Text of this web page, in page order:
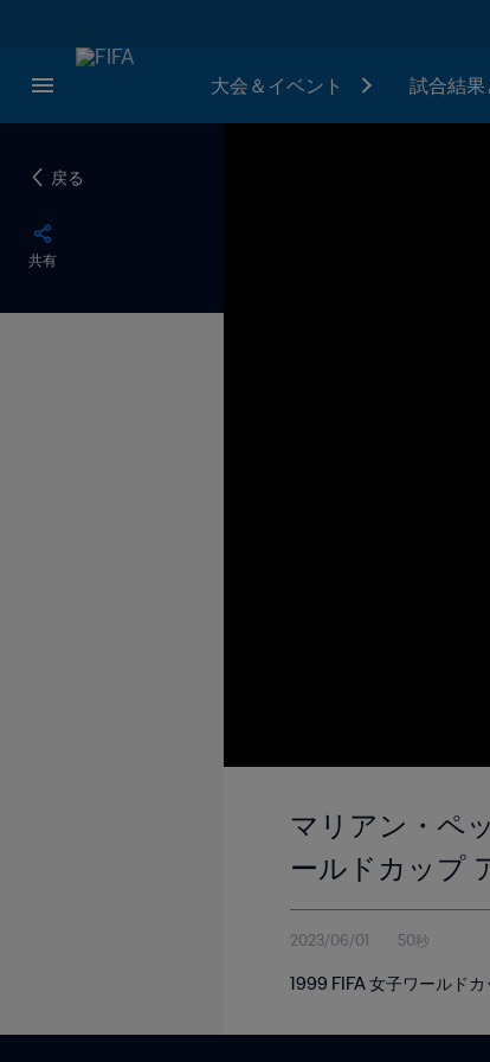
大会＆イベント 試合結果
戻る
共有
マリアン・ペ
ールドカップ
2023/06/01 50秒
1999 FIFA 女子ワールドカ